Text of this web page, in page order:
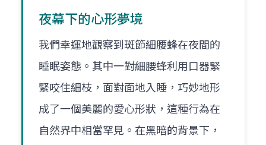
夜幕下的心形夢境
我們幸運地觀察到斑節細腰蜂在夜間的
睡眠姿態。其中一對細腰蜂利用口器緊
緊咬住細枝，面對面地入睡，巧妙地形
成了一個美麗的愛心形狀，這種行為在
自然界中相當罕見。在黑暗的背景下，